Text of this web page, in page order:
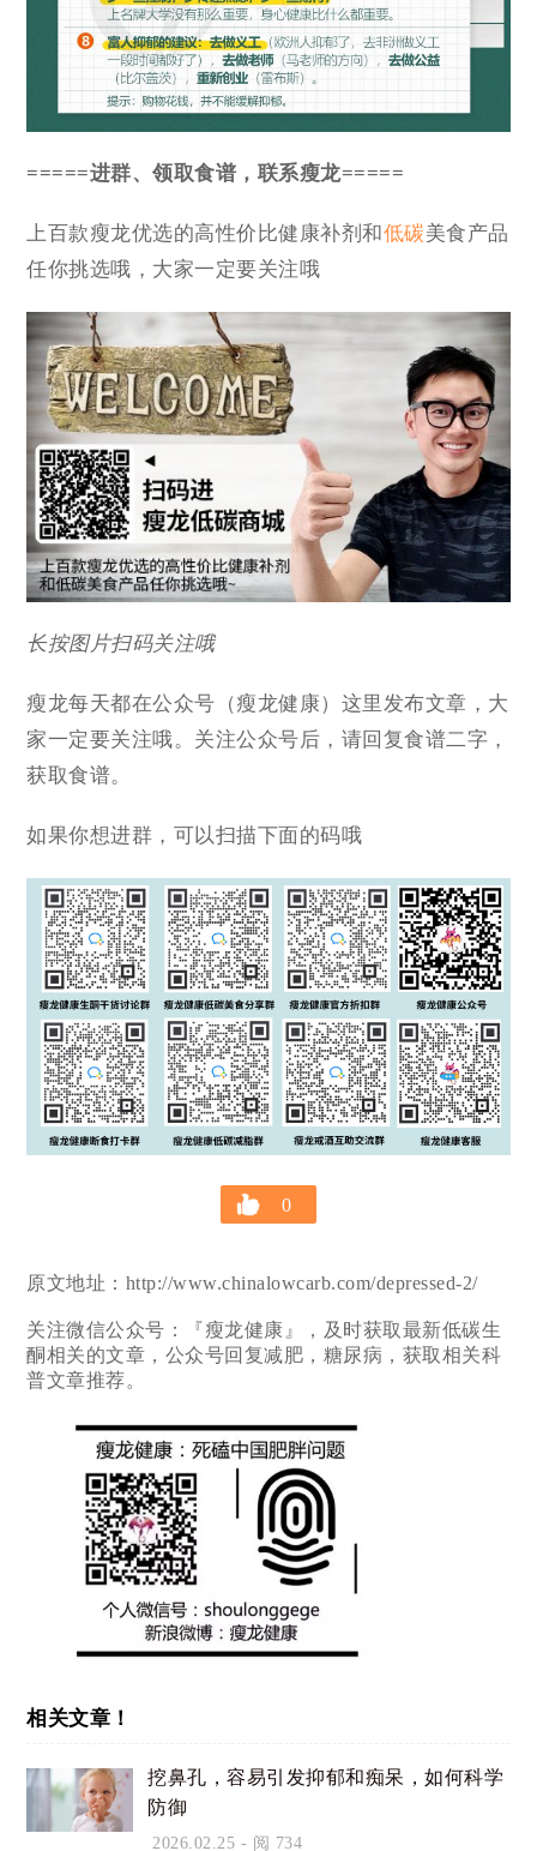
=====进群、领取食谱，联系瘦龙=====
上百款瘦龙优选的高性价比健康补剂和低碳美食产品
任你挑选哦，大家一定要关注哦
长按图片扫码关注哦
瘦龙每天都在公众号（瘦龙健康）这里发布文章，大
家一定要关注哦。关注公众号后，请回复食谱二字，
获取食谱。
如果你想进群，可以扫描下面的码哦
0
原文地址：http://www.chinalowcarb.com/depressed-2/
关注微信公众号：『瘦龙健康』，及时获取最新低碳生
酮相关的文章，公众号回复减肥，糖尿病，获取相关科
普文章推荐。
相关文章！
挖鼻孔，容易引发抑郁和痴呆，如何科学
防御
2026.02.25 - 阅 734